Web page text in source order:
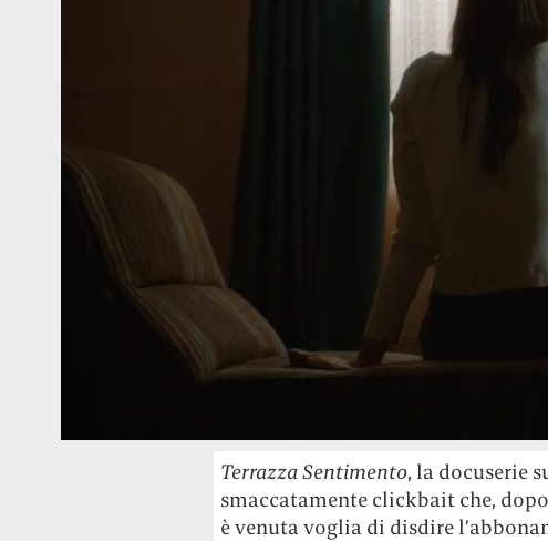
Terrazza Sentimento, la docuserie
smaccatamente clickbait che,
è venuta voglia di disdire